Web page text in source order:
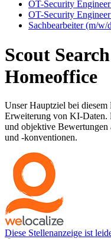
OT-Security
OT-Security
Sachbearbeiter (m/
Scout
Homeoffice
Unser Hauptziel bei
Erweiterung von KI-Daten.
und objektive
und -konventionen.
Diese Stellenanzeige ist